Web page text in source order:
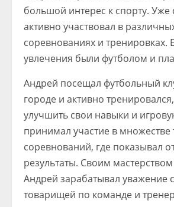
большой интерес к спорту. Уже
активно участвовал в
соревнованиях и тренировках.
увлечения были футболом и
Андрей посещал футбольный
городе и активно
улучшить свои навыки и
принимал участие в множестве
соревнований, где показывал
результаты. Своим
Андрей зарабатывал уважение
товарищей по команде и